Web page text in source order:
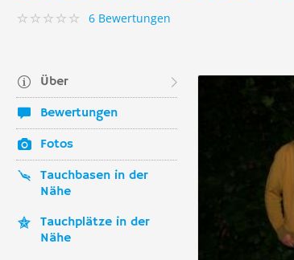
6 Bewertungen
Über
Bewertungen
Fotos
Tauchbasen in der
Nähe
Tauchplätze in der
Nähe